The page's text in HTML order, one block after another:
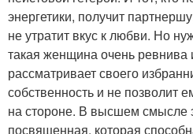
энергетики, получит
не утратит вкус к любви. Но
такая женщина очень ревнива
рассматривает своего
собственность и не позволит
на стороне. В высшем смысле
посвященная, которая